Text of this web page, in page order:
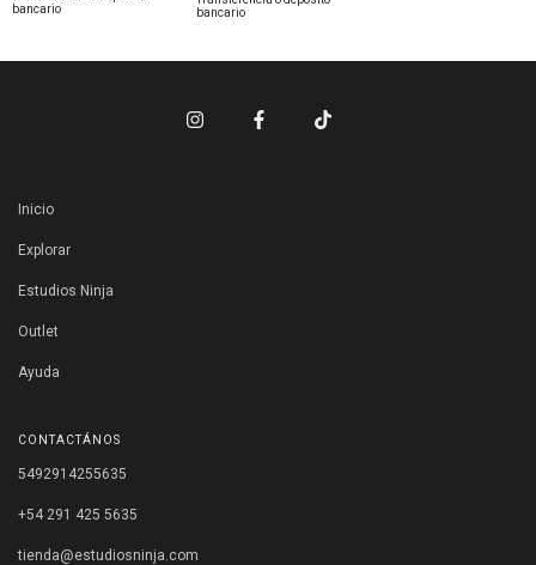
bancario
bancario
Inicio
Explorar
Estudios Ninja
Outlet
Ayuda
CONTACTÁNOS
5492914255635
+54 291 425 5635
tienda@estudiosninja.com